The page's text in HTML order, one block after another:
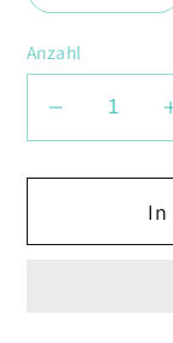
Anzahl
Verringere
Menge
Venedig
In